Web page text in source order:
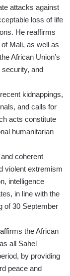
attacks against
loss of life
He reaffirms
Mali, as well as
African Union’s
and
kidnappings,
and calls for
acts constitute
humanitarian
coherent
violent extremism
intelligence
in line with the
of 30 September
the African
all Sahel
by providing
peace and